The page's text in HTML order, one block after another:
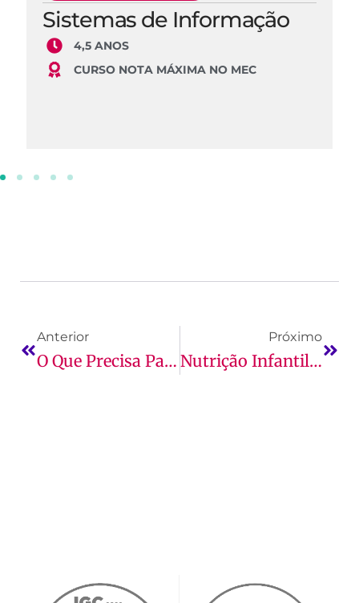
Sistemas de Informação
4,5 ANOS
CURSO NOTA MÁXIMA NO MEC
Anterior
O Que Precisa Para Fazer Intercâmbio
Próximo
Nutrição Infantil: O Que É, Como Funciona E Mais!